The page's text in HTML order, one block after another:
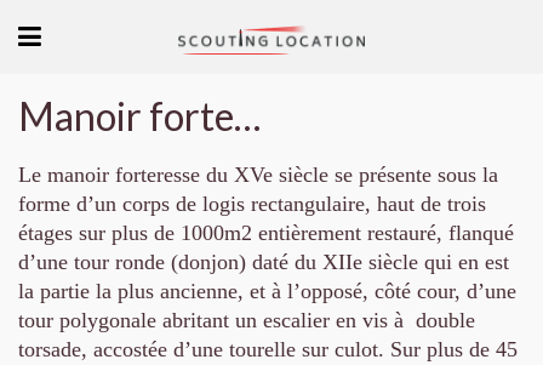
Manoir forteresse dans le Perche
Le manoir forteresse du XVe siècle se présente sous la
forme d’un corps de logis rectangulaire, haut de trois
étages sur plus de 1000m2 entièrement restauré, flanqué
d’une tour ronde (donjon) daté du XIIe siècle qui en est
la partie la plus ancienne, et à l’opposé, côté cour, d’une
tour polygonale abritant un escalier en vis à double
torsade, accostée d’une tourelle sur culot. Sur plus de 45